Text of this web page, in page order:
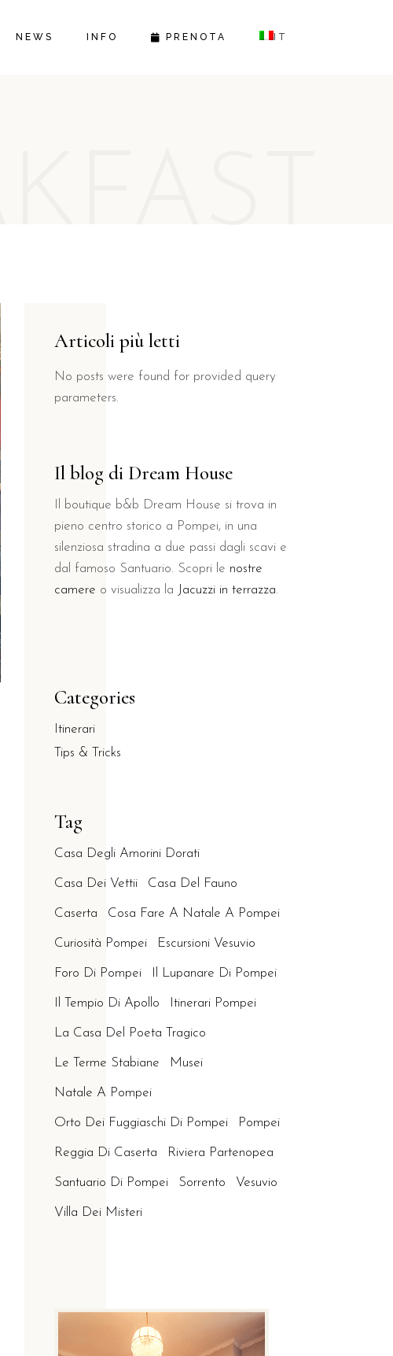
NEWS INFO PRENOTA IT
Articoli più letti
No posts were found for provided query
parameters.
Il blog di Dream House
Il boutique b&b Dream House si trova in
pieno centro storico a Pompei, in una
silenziosa stradina a due passi dagli scavi e
dal famoso Santuario. Scopri le nostre
camere o visualizza la Jacuzzi in terrazza.
Categories
Itinerari
Tips & Tricks
Tag
Casa Degli Amorini Dorati
Casa Dei Vettii Casa Del Fauno
Caserta Cosa Fare A Natale A Pompei
Curiosità Pompei Escursioni Vesuvio
Foro Di Pompei Il Lupanare Di Pompei
Il Tempio Di Apollo Itinerari Pompei
La Casa Del Poeta Tragico
Le Terme Stabiane Musei
Natale A Pompei
Orto Dei Fuggiaschi Di Pompei Pompei
Reggia Di Caserta Riviera Partenopea
Santuario Di Pompei Sorrento Vesuvio
Villa Dei Misteri